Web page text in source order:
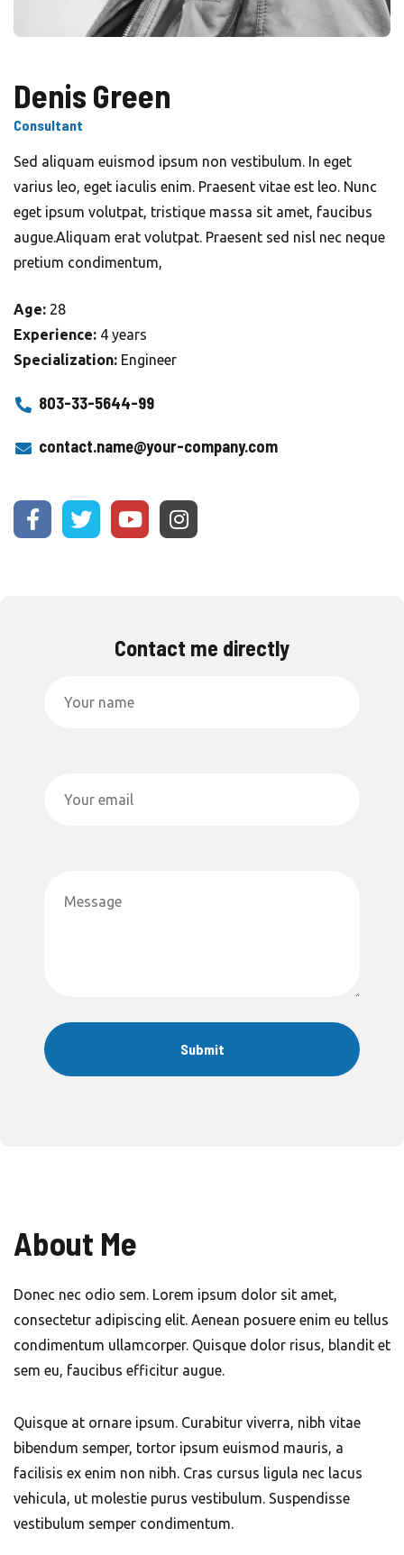
Denis Green
Consultant
Sed aliquam euismod ipsum non vestibulum. In eget
varius leo, eget iaculis enim. Praesent vitae est leo. Nunc
eget ipsum volutpat, tristique massa sit amet, faucibus
augue.Aliquam erat volutpat. Praesent sed nisl nec neque
pretium condimentum,
Age: 28
Experience: 4 years
Specialization: Engineer
803-33-5644-99
contact.name@your-company.com
Contact me directly
About Me
Donec nec odio sem. Lorem ipsum dolor sit amet,
consectetur adipiscing elit. Aenean posuere enim eu tellus
condimentum ullamcorper. Quisque dolor risus, blandit et
sem eu, faucibus efficitur augue.
Quisque at ornare ipsum. Curabitur viverra, nibh vitae
bibendum semper, tortor ipsum euismod mauris, a
facilisis ex enim non nibh. Cras cursus ligula nec lacus
vehicula, ut molestie purus vestibulum. Suspendisse
vestibulum semper condimentum.